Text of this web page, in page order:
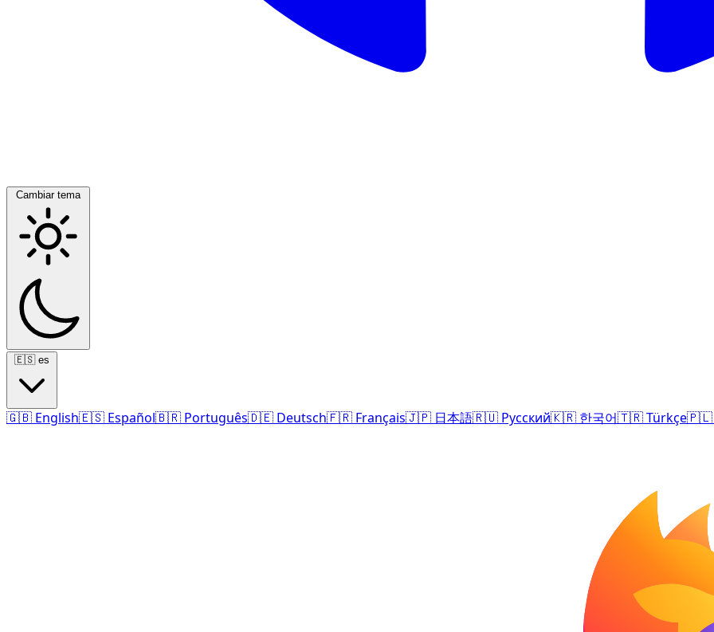
Cambiar tema
🇪🇸 es
🇬🇧 English🇪🇸 Español🇧🇷 Português🇩🇪 Deutsch🇫🇷 Français🇯🇵 日本語🇷🇺 Русский🇰🇷 한국어🇹🇷Türkçe🇵🇱